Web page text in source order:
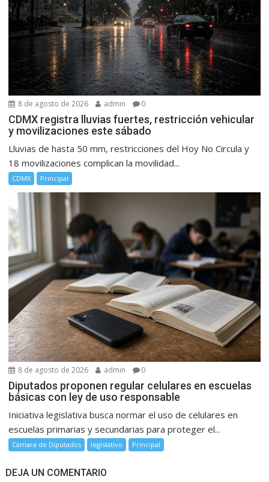
8 de agosto de 2026 admin 0
CDMX registra lluvias fuertes, restricción vehicular
y movilizaciones este sábado
Lluvias de hasta 50 mm, restricciones del Hoy No Circula y
18 movilizaciones complican la movilidad...
CDMX Principal
8 de agosto de 2026 admin 0
Diputados proponen regular celulares en escuelas
básicas con ley de uso responsable
Iniciativa legislativa busca normar el uso de celulares en
escuelas primarias y secundarias para proteger el...
Cámara de Diputados legislativo Principal
DEJA UN COMENTARIO